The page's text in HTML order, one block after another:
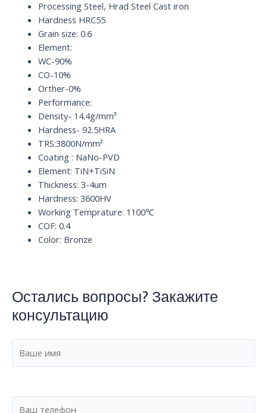
quantity
Processing Steel, Hrad Steel Cast iron
Hardness HRC55
Grain size: 0.6
Element:
WC-90%
CO-10%
Orther-0%
Performance:
Density- 14.4g/mm³
Hardness- 92.5HRA
TRS:3800N/mm²
Coating : NaNo-PVD
Element: TiN+TiSiN
Thickness: 3-4um
Hardness: 3600HV
Working Temprature: 1100℃
COF: 0.4
Color: Bronze
Остались вопросы? Закажите
консультацию